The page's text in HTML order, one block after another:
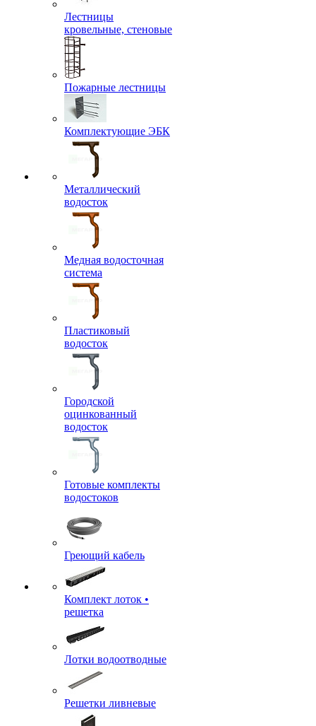
Лестницы
кровельные, стеновые
Пожарные лестницы
Комплектующие ЭБК
Металлический
водосток
Медная водосточная
система
Пластиковый
водосток
Городской
оцинкованный
водосток
Готовые комплекты
водостоков
Греющий кабель
Комплект лоток •
решетка
Лотки водоотводные
Решетки ливневые